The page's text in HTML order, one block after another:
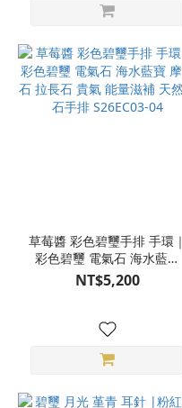
草莓醬 彩色碧璽手排 手環｜
彩色碧璽 電氣石 海水藍寶
摩根石 拉長石 貴氣 能量滋
補 天然晶石手排 S26EC03-
NT$5,200